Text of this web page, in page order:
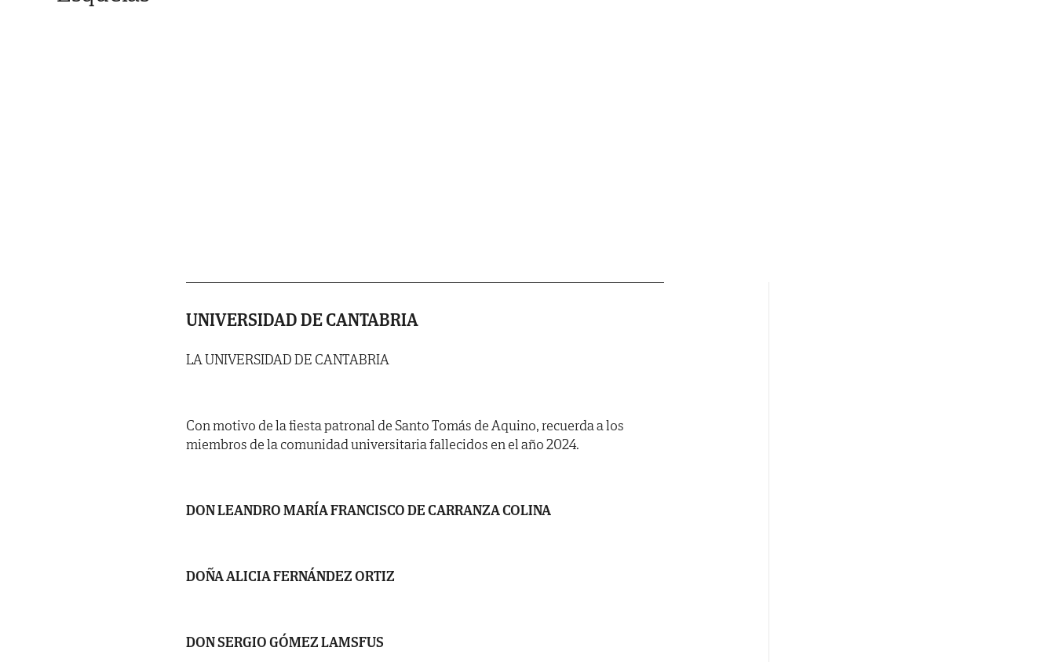
UNIVERSIDAD DE CANTABRIA
LA UNIVERSIDAD DE CANTABRIA
Con motivo de la fiesta patronal de Santo Tomás de Aquino, recuerda a los
miembros de la comunidad universitaria fallecidos en el año 2024.
DON LEANDRO MARÍA FRANCISCO DE CARRANZA COLINA
DOÑA ALICIA FERNÁNDEZ ORTIZ
DON SERGIO GÓMEZ LAMSFUS